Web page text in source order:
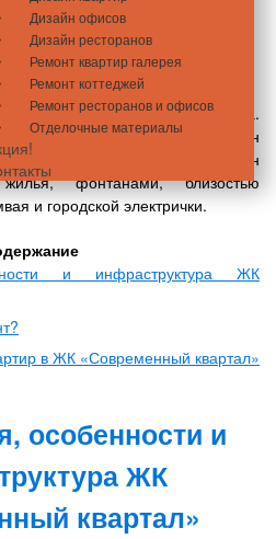
Дизайн офисов
Дизайн ресторанов
Ремонт квартир галерея
Ремонт коттеджей
Ремонт ресторанов и офисов
Отделочные материалы
застройка промзоны Киева.
складов растет еще один
квартал». Он интересен
фонтанами, близостью
и городской электрички.
и инфраструктура ЖК
в ЖК «Современный квартал»
особенности и
ЖК
квартал»